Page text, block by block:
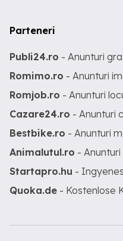
Parteneri
Publi24.ro - Anunturi
Romimo.ro - Anunturi
Romjob.ro - Anunturi
Cazare24.ro - Anunturi
Bestbike.ro - Anunturi
Animalutul.ro -
Startapro.hu -
Quoka.de - Kostenlose